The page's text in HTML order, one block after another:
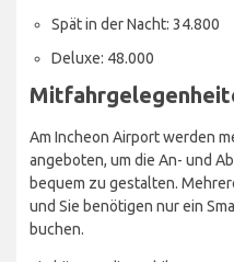
Spät in der Nacht: 34.800
Deluxe: 48.000
Am Incheon Airport werden
angeboten, um die An- und
bequem zu gestalten.
und Sie benötigen nur ein
buchen.